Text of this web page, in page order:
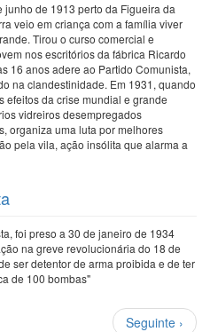
junho de 1913 perto da Figueira da
veio em criança com a família viver
Tirou o curso comercial e
nos escritórios da fábrica Ricardo
16 anos adere ao Partido Comunista,
na clandestinidade. Em 1931, quando
efeitos da crise mundial e grande
vidreiros desempregados
organiza uma luta por melhores
pela vila, ação insólita que alarma a
foi preso a 30 de janeiro de 1934
na greve revolucionária do 18 de
ser detentor de arma proibida e de ter
de 100 bombas"
Próxima
Seguinte ›